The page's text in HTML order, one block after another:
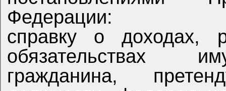
Федерации:
справку о доходах, расходах, об имуществе и
обязательствах
гражданина,